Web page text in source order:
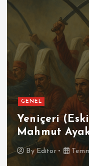
GENEL
Yeniçeri
Mahmut
ByEditor